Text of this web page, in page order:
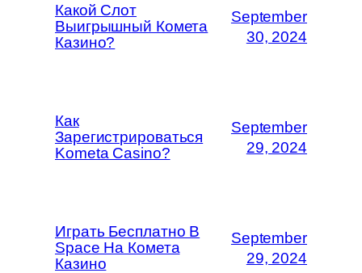
Какой Слот
Выигрышный Комета
Казино?
September
30, 2024
Как
Зарегистрироваться
Kometa Casino?
September
29, 2024
Играть Бесплатно В
Space На Комета
Казино
September
29, 2024